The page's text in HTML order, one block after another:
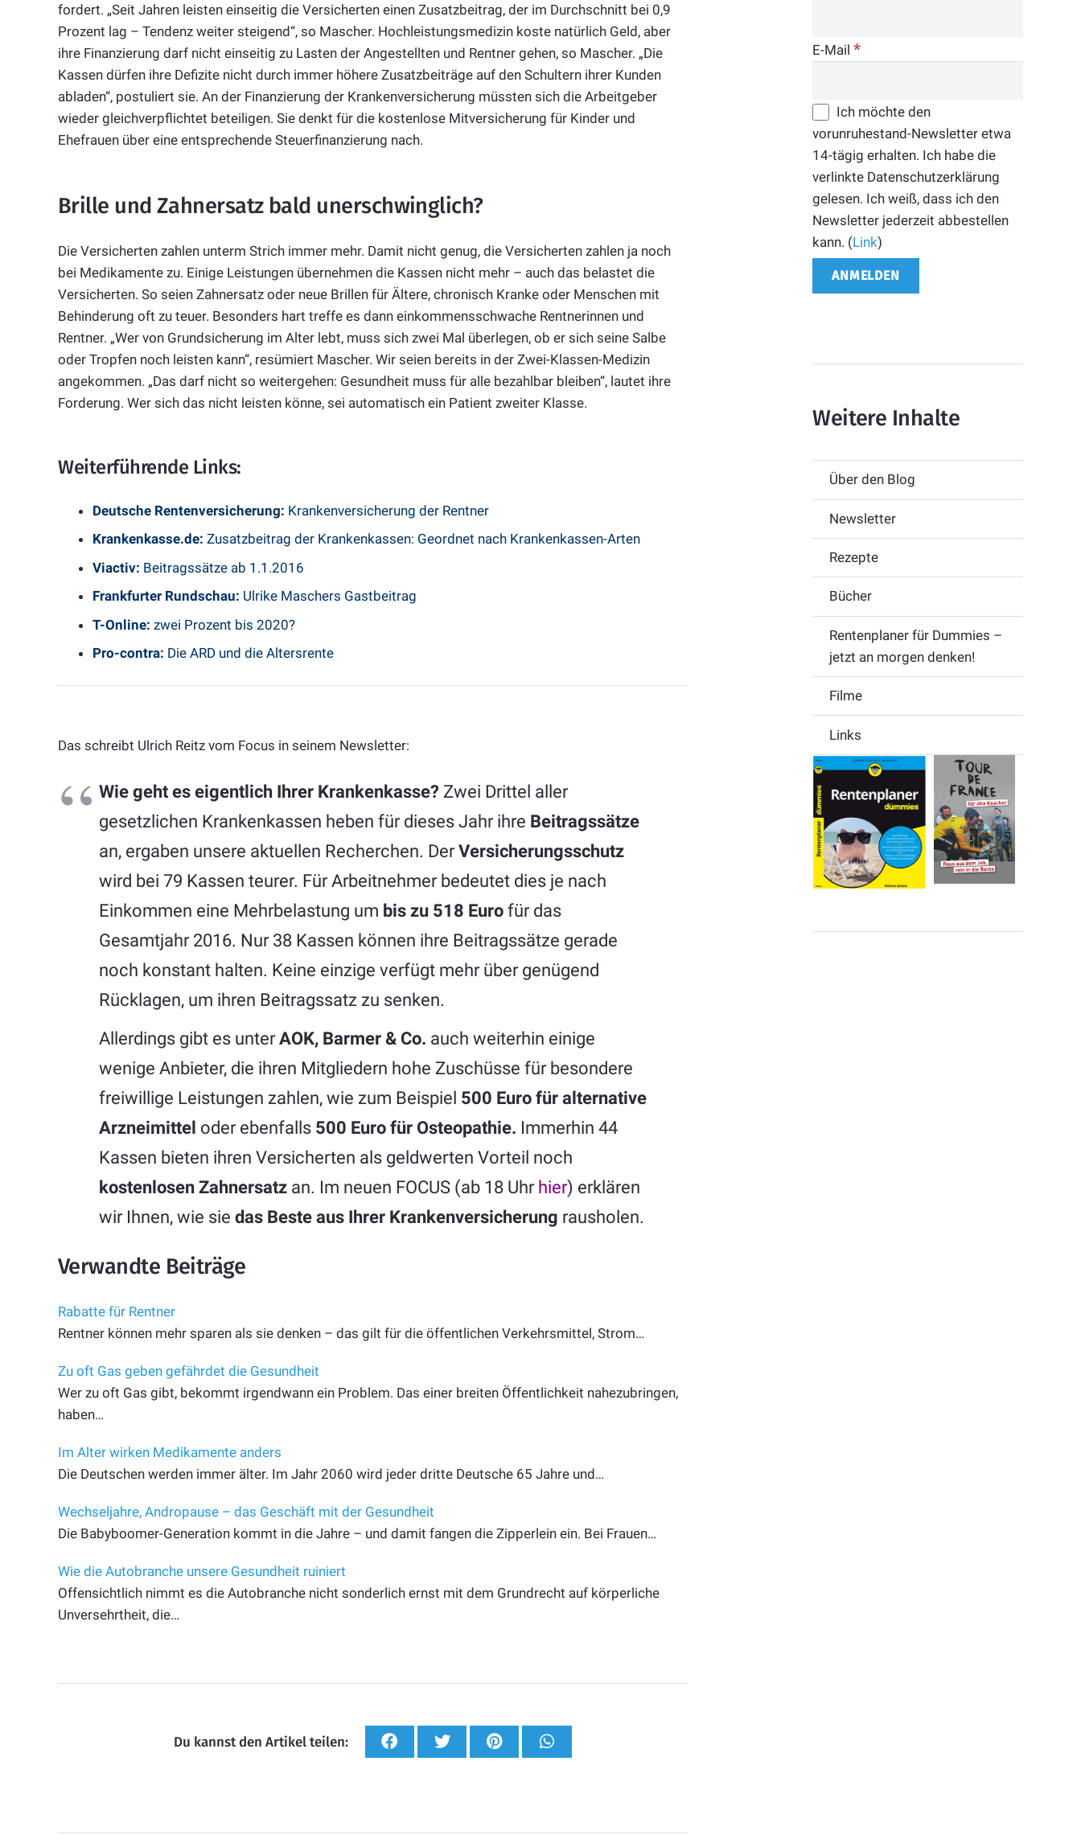
fordert. „Seit Jahren leisten einseitig die Versicherten einen Zusatzbeitrag, der im Durchschnitt bei 0,9
Prozent lag – Tendenz weiter steigend“, so Mascher. Hochleistungsmedizin koste natürlich Geld, aber
ihre Finanzierung darf nicht einseitig zu Lasten der Angestellten und Rentner gehen, so Mascher. „Die
Kassen dürfen ihre Defizite nicht durch immer höhere Zusatzbeiträge auf den Schultern ihrer Kunden
abladen“, postuliert sie. An der Finanzierung der Krankenversicherung müssten sich die Arbeitgeber
wieder gleichverpflichtet beteiligen. Sie denkt für die kostenlose Mitversicherung für Kinder und
Ehefrauen über eine entsprechende Steuerfinanzierung nach.
Brille und Zahnersatz bald unerschwinglich?
Die Versicherten zahlen unterm Strich immer mehr. Damit nicht genug, die Versicherten zahlen ja noch
bei Medikamente zu. Einige Leistungen übernehmen die Kassen nicht mehr – auch das belastet die
Versicherten. So seien Zahnersatz oder neue Brillen für Ältere, chronisch Kranke oder Menschen mit
Behinderung oft zu teuer. Besonders hart treffe es dann einkommensschwache Rentnerinnen und
Rentner. „Wer von Grundsicherung im Alter lebt, muss sich zwei Mal überlegen, ob er sich seine Salbe
oder Tropfen noch leisten kann“, resümiert Mascher. Wir seien bereits in der Zwei-Klassen-Medizin
angekommen. „Das darf nicht so weitergehen: Gesundheit muss für alle bezahlbar bleiben“, lautet ihre
Forderung. Wer sich das nicht leisten könne, sei automatisch ein Patient zweiter Klasse.
Weiterführende Links:
Deutsche Rentenversicherung: Krankenversicherung der Rentner
Krankenkasse.de: Zusatzbeitrag der Krankenkassen: Geordnet nach Krankenkassen-Arten
Viactiv: Beitragssätze ab 1.1.2016
Frankfurter Rundschau: Ulrike Maschers Gastbeitrag
T-Online: zwei Prozent bis 2020?
Pro-contra: Die ARD und die Altersrente
Das schreibt Ulrich Reitz vom Focus in seinem Newsletter:
Wie geht es eigentlich Ihrer Krankenkasse? Zwei Drittel aller
gesetzlichen Krankenkassen heben für dieses Jahr ihre Beitragssätze
an, ergaben unsere aktuellen Recherchen. DerVersicherungsschutz
wird bei 79 Kassen teurer. Für Arbeitnehmer bedeutet dies je nach
Einkommen eine Mehrbelastung um bis zu 518 Eurofür das
Gesamtjahr 2016. Nur 38 Kassen können ihre Beitragssätze gerade
noch konstant halten. Keine einzige verfügt mehr über genügend
Rücklagen, um ihren Beitragssatz zu senken.
Allerdings gibt es unterAOK, Barmer & Co. auch weiterhin einige
wenige Anbieter, die ihren Mitgliedern hohe Zuschüsse für besondere
freiwillige Leistungen zahlen, wie zum Beispiel 500 Euro für alternative
Arzneimittel oder ebenfalls 500 Euro für Osteopathie. Immerhin 44
Kassen bieten ihren Versicherten als geldwerten Vorteil noch
kostenlosen Zahnersatz an. Im neuen FOCUS (ab 18 Uhrhier) erklären
wir Ihnen, wie sie das Beste aus Ihrer Krankenversicherung rausholen.
Verwandte Beiträge
Rabatte für Rentner
Rentner können mehr sparen als sie denken – das gilt für die öffentlichen Verkehrsmittel, Strom…
Zu oft Gas geben gefährdet die Gesundheit
Wer zu oft Gas gibt, bekommt irgendwann ein Problem. Das einer breiten Öffentlichkeit nahezubringen,
haben…
Im Alter wirken Medikamente anders
Die Deutschen werden immer älter. Im Jahr 2060 wird jeder dritte Deutsche 65 Jahre und…
Wechseljahre, Andropause – das Geschäft mit der Gesundheit
Die Babyboomer-Generation kommt in die Jahre – und damit fangen die Zipperlein ein. Bei Frauen…
Wie die Autobranche unsere Gesundheit ruiniert
Offensichtlich nimmt es die Autobranche nicht sonderlich ernst mit dem Grundrecht auf körperliche
Unversehrtheit, die…
Du kannst den Artikel teilen:
E-Mail*
Ich möchte den
vorunruhestand-Newsletter etwa
14-tägig erhalten. Ich habe die
verlinkte Datenschutzerklärung
gelesen. Ich weiß, dass ich den
Newsletter jederzeit abbestellen
kann. (Link)
Weitere Inhalte
Über den Blog
Newsletter
Rezepte
Bücher
Rentenplaner für Dummies –
jetzt an morgen denken!
Filme
Links